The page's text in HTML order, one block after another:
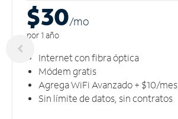
$30/mo
por 1 año
Internet con fibra óptica
Módem gratis
Agrega WiFi Avanzado + $10/mes
Sin límite de datos, sin contratos